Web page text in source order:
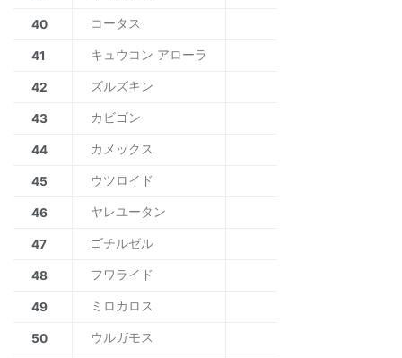
40 コータス
41 キュウコン アローラ
42 ズルズキン
43 カビゴン
44 カメックス
45 ウツロイド
46 ヤレユータン
47 ゴチルゼル
48 フワライド
49 ミロカロス
50 ウルガモス